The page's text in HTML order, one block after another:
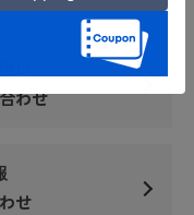
わせ
せ